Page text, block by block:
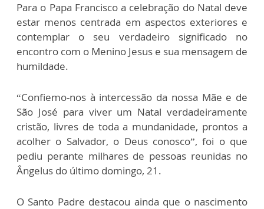
Para o Papa Francisco a celebração do Natal deve
estar menos centrada em aspectos exteriores e
contemplar o seu verdadeiro significado no
encontro com o Menino Jesus e sua mensagem de
humildade.
“Confiemo-nos à intercessão da nossa Mãe e de
São José para viver um Natal verdadeiramente
cristão, livres de toda a mundanidade, prontos a
acolher o Salvador, o Deus conosco”, foi o que
pediu perante milhares de pessoas reunidas no
Ângelus do último domingo, 21.
O Santo Padre destacou ainda que o nascimento